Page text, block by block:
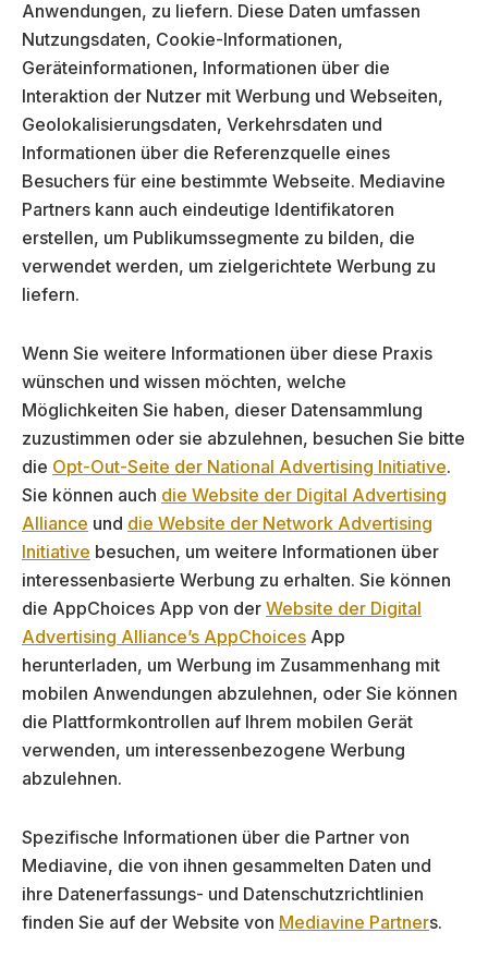
Anwendungen, zu liefern. Diese Daten umfassen
Nutzungsdaten, Cookie-Informationen,
Geräteinformationen, Informationen über die
Interaktion der Nutzer mit Werbung und Webseiten,
Geolokalisierungsdaten, Verkehrsdaten und
Informationen über die Referenzquelle eines
Besuchers für eine bestimmte Webseite. Mediavine
Partners kann auch eindeutige Identifikatoren
erstellen, um Publikumssegmente zu bilden, die
verwendet werden, um zielgerichtete Werbung zu
liefern.
Wenn Sie weitere Informationen über diese Praxis
wünschen und wissen möchten, welche
Möglichkeiten Sie haben, dieser Datensammlung
zuzustimmen oder sie abzulehnen, besuchen Sie bitte
die Opt-Out-Seite der National Advertising Initiative.
Sie können auch die Website der Digital Advertising
Alliance und die Website der Network Advertising
Initiative besuchen, um weitere Informationen über
interessenbasierte Werbung zu erhalten. Sie können
die AppChoices App von der Website der Digital
Advertising Alliance’s AppChoices App
herunterladen, um Werbung im Zusammenhang mit
mobilen Anwendungen abzulehnen, oder Sie können
die Plattformkontrollen auf Ihrem mobilen Gerät
verwenden, um interessenbezogene Werbung
abzulehnen.
Spezifische Informationen über die Partner von
Mediavine, die von ihnen gesammelten Daten und
ihre Datenerfassungs- und Datenschutzrichtlinien
finden Sie auf der Website von Mediavine Partners.